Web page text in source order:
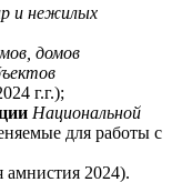
и нежилых
домов
г.г.);
Национальной
для работы с
амнистия 2024).